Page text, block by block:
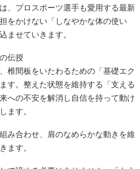
み合わせ、肩のなめらかな動きを維
ます。
いか」と不安になるかもしれません
ンを正しく受け止め、今の状態に最
体はしっかりと応えてくれます。